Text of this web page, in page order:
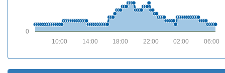
0
06:00
02:00
22:00
18:00
14:00
10:00